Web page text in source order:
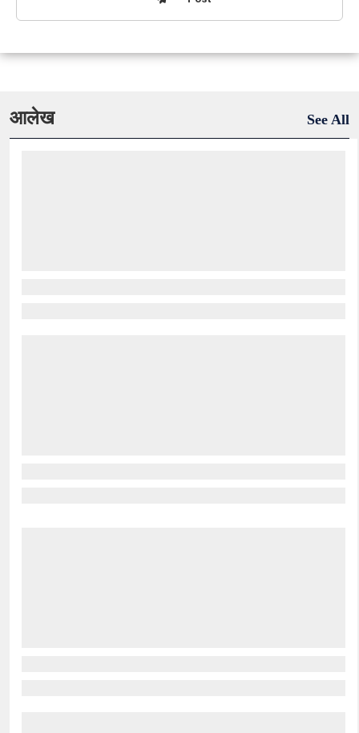
आलेख See All